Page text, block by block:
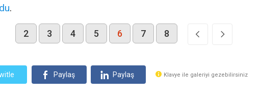
.
2 3 4 5 6 7 8
Paylaş Paylaş Klavye ile galeriyi gezebilirsiniz